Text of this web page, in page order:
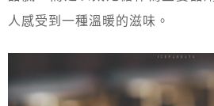
人感受到一種溫暖的滋味。